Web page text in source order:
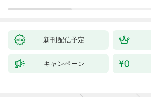
新刊配信予定
キャンペーン